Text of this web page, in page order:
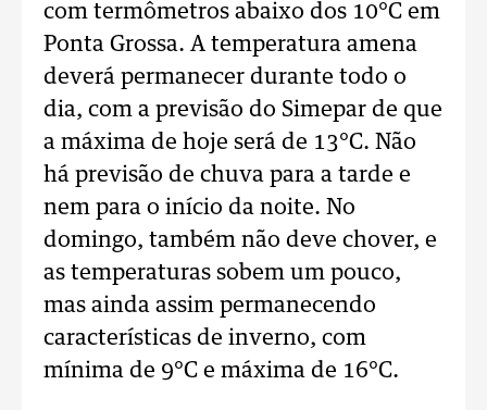
com termômetros abaixo dos 10°C em
Ponta Grossa. A temperatura amena
deverá permanecer durante todo o
dia, com a previsão do Simepar de que
a máxima de hoje será de 13°C. Não
há previsão de chuva para a tarde e
nem para o início da noite. No
domingo, também não deve chover, e
as temperaturas sobem um pouco,
mas ainda assim permanecendo
características de inverno, com
mínima de 9°C e máxima de 16°C.